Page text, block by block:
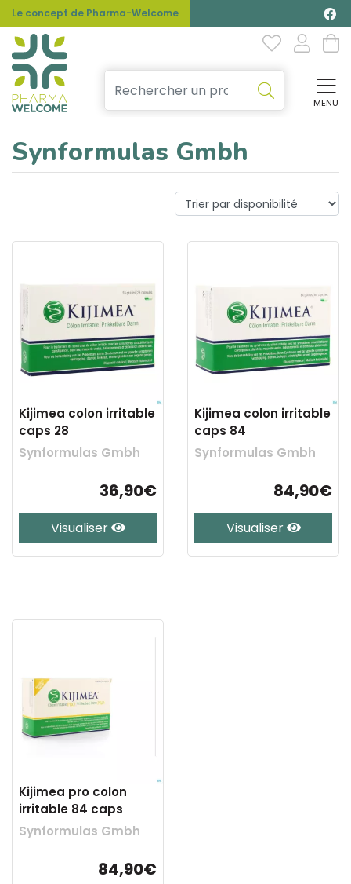
Le concept de Pharma-Welcome
MENU
Synformulas Gmbh
Kijimea colon irritable
caps 28
Synformulas Gmbh
36,90€
Visualiser
Kijimea colon irritable
caps 84
Synformulas Gmbh
84,90€
Visualiser
Kijimea pro colon
irritable 84 caps
Synformulas Gmbh
84,90€